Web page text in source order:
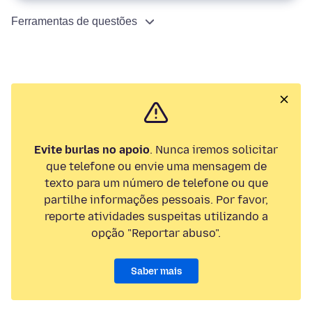
Ferramentas de questões
Evite burlas no apoio. Nunca iremos solicitar
que telefone ou envie uma mensagem de
texto para um número de telefone ou que
partilhe informações pessoais. Por favor,
reporte atividades suspeitas utilizando a
opção "Reportar abuso".
Saber mais